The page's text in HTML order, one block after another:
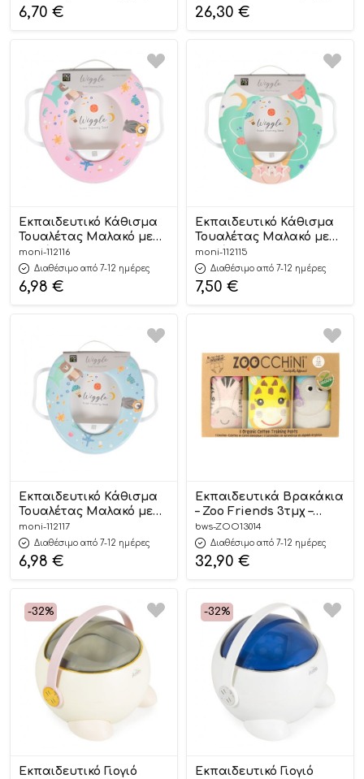
6,70 € 26,30 €
Εκπαιδευτικό Κάθισμα
Τουαλέτας Μαλακό με
Λαβές Wiggle Pink
3800146272265 18m+ –
Moni
moni-112116
Διαθέσιμο από 7-12 ημέρες
6,98 €
Εκπαιδευτικό Κάθισμα
Τουαλέτας Μαλακό με
Λαβές Wiggle Green
3800146272272 18m+ –
Moni
moni-112115
Διαθέσιμο από 7-12 ημέρες
7,50 €
Εκπαιδευτικό Κάθισμα
Τουαλέτας Μαλακό με
Λαβές Wiggle Blue
3800146272258 18m+ –
Moni
moni-112117
Διαθέσιμο από 7-12 ημέρες
6,98 €
Εκπαιδευτικά Βρακάκια
– Zoo Friends 3τμχ –
Zoocchini
bws-ZOO13014
Διαθέσιμο από 7-12 ημέρες
32,90 €
-32%
Εκπαιδευτικό Γιογιό
-32%
Εκπαιδευτικό Γιογιό